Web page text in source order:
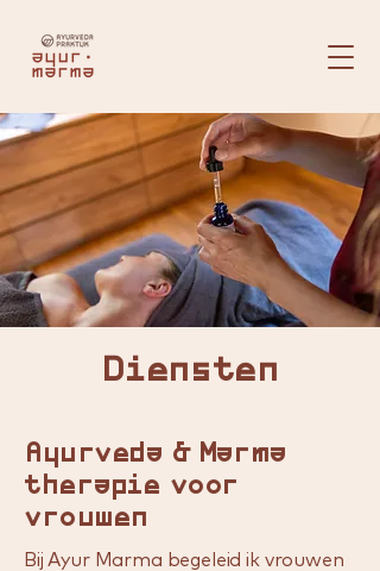
Diensten
Ayurveda & Marma
therapie voor
vrouwen
Bij Ayur Marma begeleid ik vrouwen